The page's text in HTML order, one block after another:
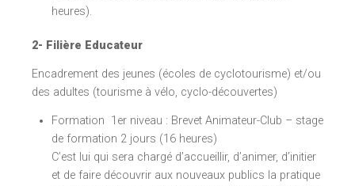
heures).
2- Filière Educateur
Encadrement des jeunes (écoles de cyclotourisme) et/ou
des adultes (tourisme à vélo, cyclo-découvertes)
Formation 1er niveau : Brevet Animateur-Club – stage
de formation 2 jours (16 heures)
C’est lui qui sera chargé d’accueillir, d’animer, d’initier
et de faire découvrir aux nouveaux publics la pratique